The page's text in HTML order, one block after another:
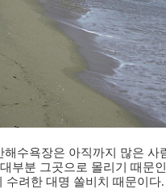
해수욕장은 아직까지 많은 사
부분 그곳으로 몰리기 때문
수려한 대명 쏠비치 때문이다.